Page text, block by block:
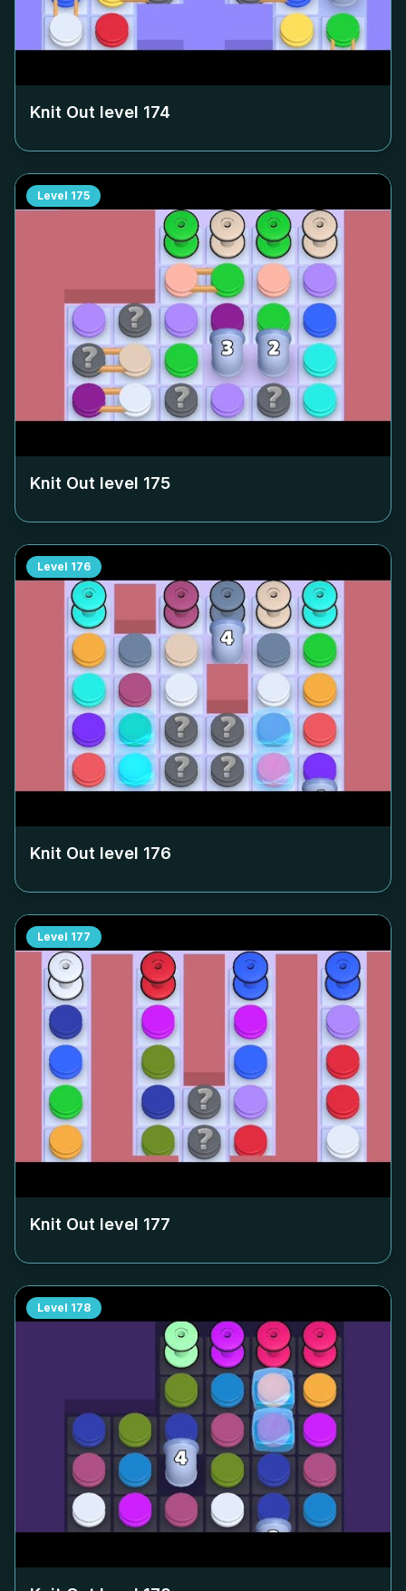
Knit Out level 174
Level 175
Knit Out level 175
Level 176
Knit Out level 176
Level 177
Knit Out level 177
Level 178